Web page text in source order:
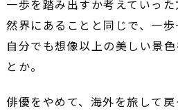
一歩を踏み出すか考えていっ
然界にあることと同じで、一
自分でも想像以上の美しい景
とか。
俳優をやめて、海外を旅して